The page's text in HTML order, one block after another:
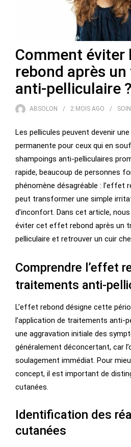
Comment éviter
rebond après
anti-pelliculaire ?
ABSOLON 2 MOIS AGO
Les pellicules peuvent devenir
permanente pour ceux qui en
shampoings anti-pelliculaires
rapide, beaucoup de personnes
phénomène désagréable : l’effet
peut transformer une simple
d’inconfort. Dans cet article,
éviter cet effet rebond après un
pelliculaire et retrouver un cuir
Comprendre l’effet
traitements anti-
L’effet rebond désigne cette
l’application de traitements anti-
une aggravation initiale des
généralement déconcertant, car
soulagement immédiat. Pour
concept, il est important de
cutanées.
Identification des
cutanées